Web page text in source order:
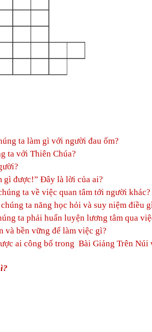
ta làm gì với người đau ốm?
ta với Thiên Chúa?
gì được!” Đây là lời của ai?
ta về việc quan tâm tới người khác?
ta năng học hỏi và suy niệm điều
ta phải huấn luyện lương tâm qua
và bền vững để làm việc gì?
ai công bố trong Bài Giảng Trên Núi